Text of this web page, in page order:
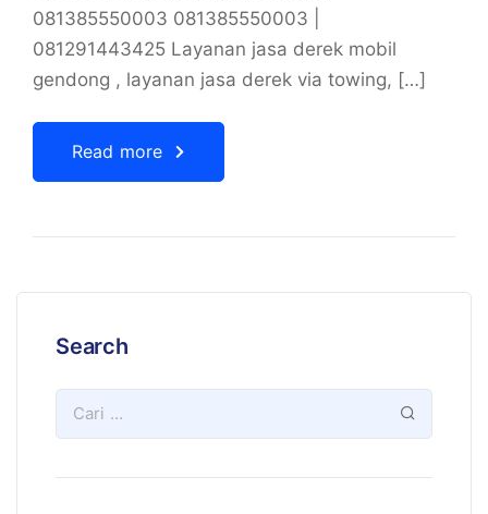
081385550003 081385550003 |
081291443425 Layanan jasa derek mobil
gendong , layanan jasa derek via towing, […]
Read more
Search